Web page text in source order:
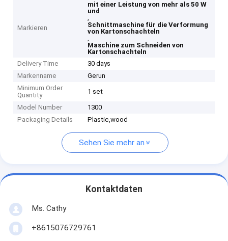
Markieren
mit einer Leistung von mehr als 50 W
und
,
Schnittmaschine für die Verformung
von Kartonschachteln
,
Maschine zum Schneiden von
Kartonschachteln
Delivery Time
30 days
Markenname
Gerun
Minimum Order
Quantity
1 set
Model Number
1300
Packaging Details
Plastic,wood
Sehen Sie mehr an
Kontaktdaten
Ms. Cathy
+8615076729761